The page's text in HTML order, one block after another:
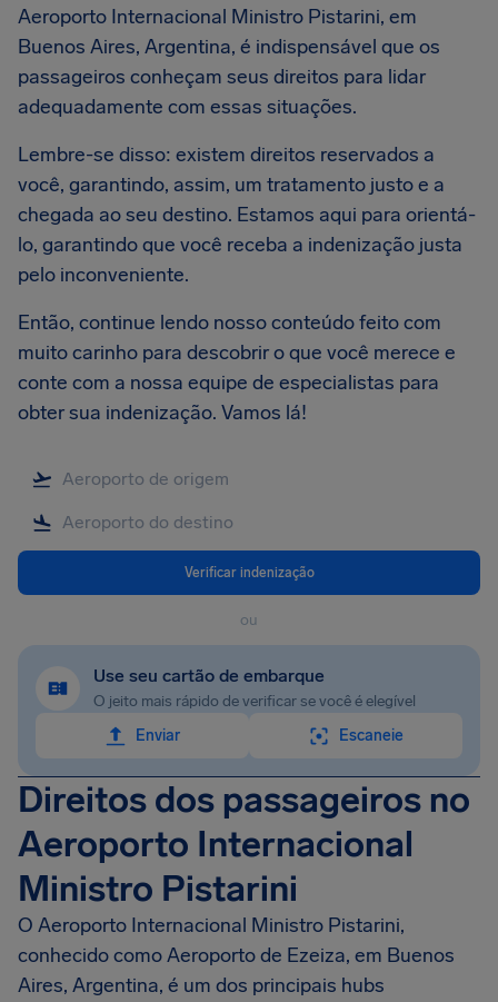
Aeroporto Internacional Ministro Pistarini, em
Buenos Aires, Argentina, é indispensável que os
passageiros conheçam seus direitos para lidar
adequadamente com essas situações.
Lembre-se disso: existem direitos reservados a
você, garantindo, assim, um tratamento justo e a
chegada ao seu destino. Estamos aqui para orientá-
lo, garantindo que você receba a indenização justa
pelo inconveniente.
Então, continue lendo nosso conteúdo feito com
muito carinho para descobrir o que você merece e
conte com a nossa equipe de especialistas para
obter sua indenização. Vamos lá!
Verificar indenização
ou
Use seu cartão de embarque
O jeito mais rápido de verificar se você é elegível
Enviar
Escaneie
Direitos dos passageiros no
Aeroporto Internacional
Ministro Pistarini
O Aeroporto Internacional Ministro Pistarini,
conhecido como Aeroporto de Ezeiza, em Buenos
Aires, Argentina, é um dos principais hubs